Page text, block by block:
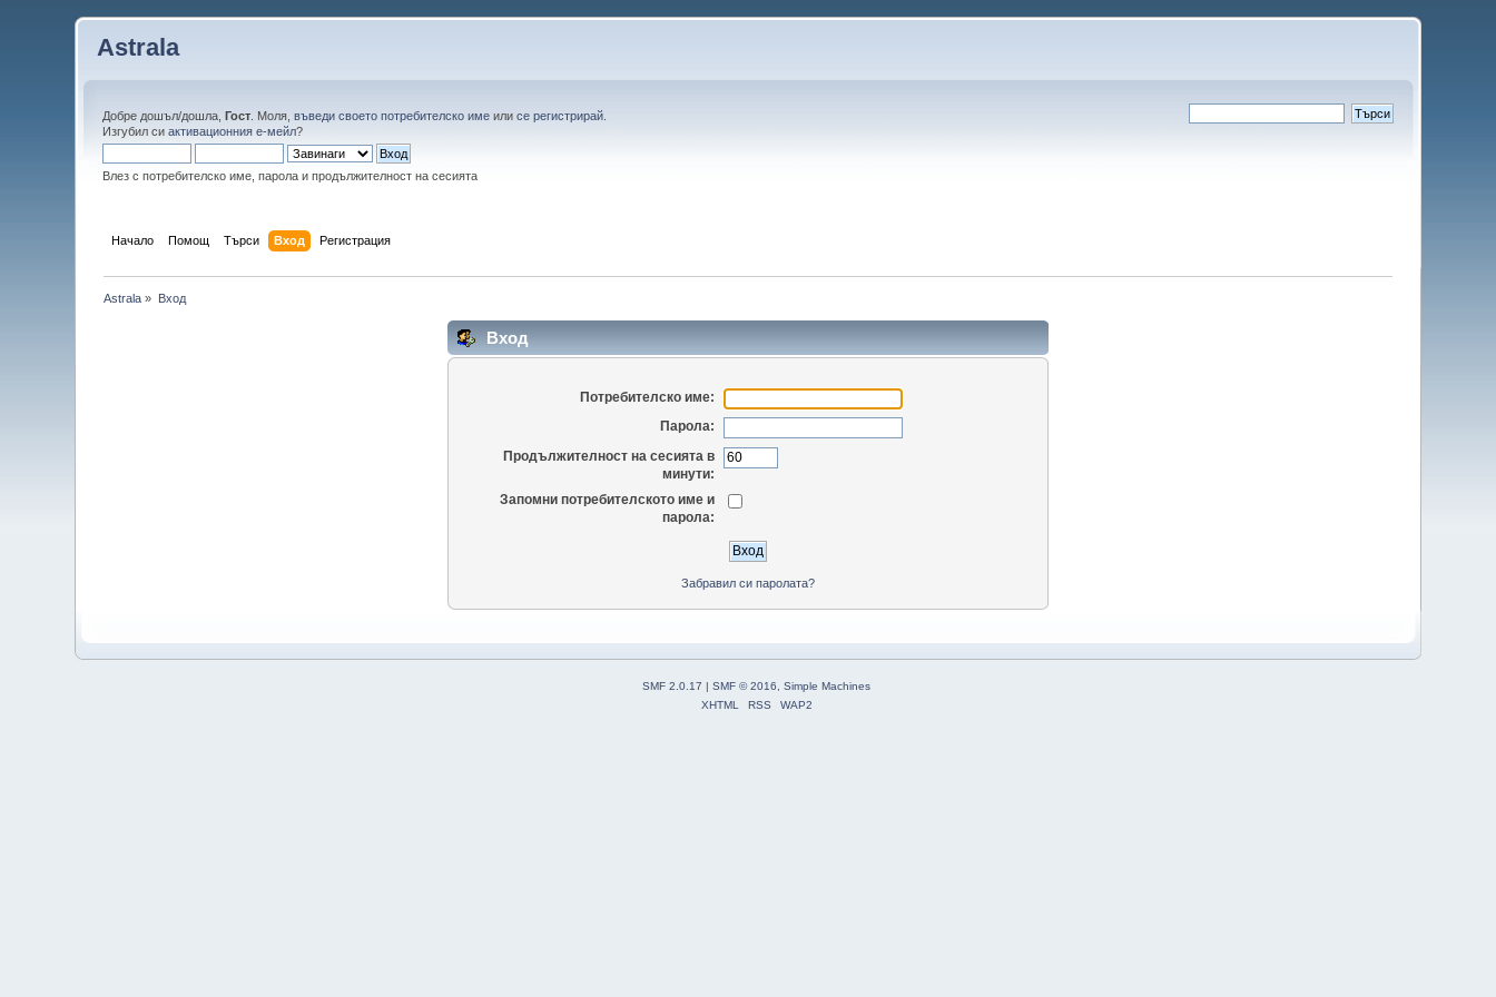
Astrala
Добре дошъл/дошла,Гост . Моля,въведи своето потребителско име илисе регистрирай
Изгубил сиактивационния е-мейл?
Влез с потребителско име, парола и продължителност на сесията
Начало Помощ Търси Вход Регистрация
Astrala » Вход
Вход
Потребителско име:
Парола:
Продължителност на сесията в
минути:
Запомни потребителското име и
парола:
Забравил си паролата?
SMF 2.0.17 SMF © 2016, Simple Machines
XHTML
RSS WAP2